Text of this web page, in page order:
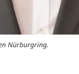
Nürburgring.